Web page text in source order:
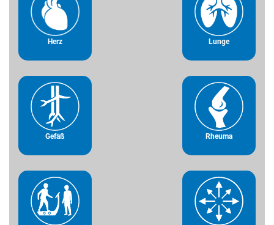
Herz Lunge
Gefäß Rheuma